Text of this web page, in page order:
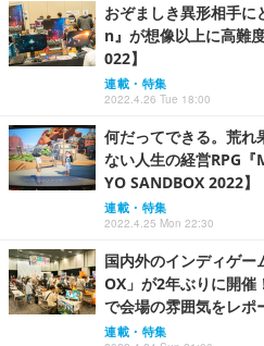
おぞましき異形相手
n』が想像以上に高難
022】
連載・特集
2022.4.26 Tue 18:00
何だってできる。荒れ
ない人生の経営RPG
YO SANDBOX 2022】
連載・特集
2022.4.25 Mon 22:30
国内外のインディゲー
OX」が2年ぶりに開催
で会場の雰囲気をレポ
連載・特集